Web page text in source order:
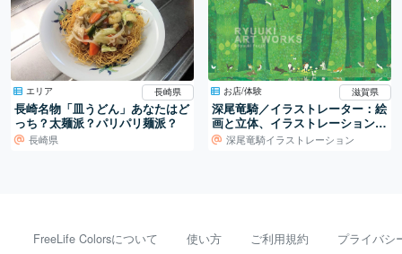
エリア 長崎県
長崎名物「皿うどん」あなたはど
っち？太麺派？パリパリ麺派？
長崎県
お店/体験 滋賀県
深尾竜騎／イラストレーター：絵
画と立体、イラストレーションの
世界深尾竜騎イラストレーション
FreeLife Colorsについて 使い方 ご利用規約 プライバシ